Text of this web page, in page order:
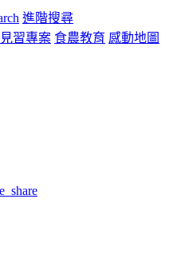
進階搜尋
習專案 食農教育 感動地圖